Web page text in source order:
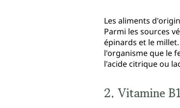
Les aliments
Parmi les sources
épinards et le
l'organisme que le
l'acide citrique ou
2. Vitamine